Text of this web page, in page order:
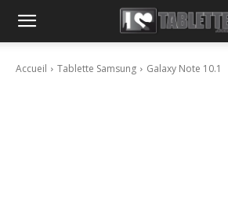
Accueil Tablette Samsung Galaxy Note 10.1